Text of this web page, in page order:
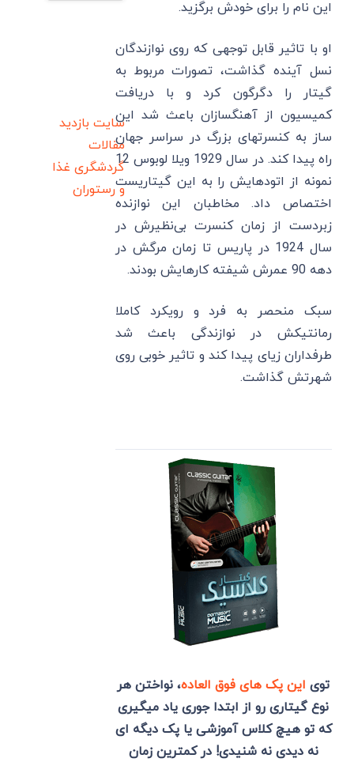
این نام را برای خودش برگزید.
او با تاثیر قابل توجهی که روی نوازندگان
نسل آینده گذاشت، تصورات مربوط به
گیتار را دگرگون کرد و با دریافت
کمیسیون از آهنگسازان باعث شد این
ساز به کنسرتهای بزرگ در سراسر جهان
راه پیدا کند. در سال 1929 ویلا لوبوس 12
نمونه از اتودهایش را به این گیتاریست
اختصاص داد. مخاطبان این نوازنده
زبردست از زمان کنسرت بی‌نظیرش در
سال 1924 در پاریس تا زمان مرگش در
دهه 90 عمرش شیفته کارهایش بودند.
سبک منحصر به فرد و رویکرد کاملا
رمانتیکش در نوازندگی باعث شد
طرفداران زیای پیدا کند و تاثیر خوبی روی
شهرتش گذاشت.
توی این پک های فوق العاده، نواختن هر
نوع گیتاری رو از ابتدا جوری یاد میگیری
که تو هیچ کلاس آموزشی یا پک دیگه ای
نه دیدی نه شنیدی! در کمترین زمان
سایت بازدید
مقالات
گردشگری غذا
و رستوران